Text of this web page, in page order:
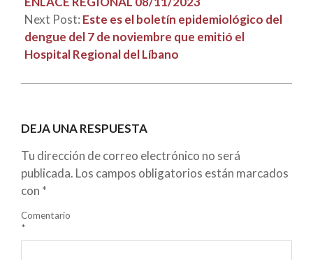
Next Post: Este es el boletín epidemiológico del
dengue del 7 de noviembre que emitió el
Hospital Regional del Líbano
DEJA UNA RESPUESTA
Tu dirección de correo electrónico no será
publicada. Los campos obligatorios están marcados
con *
Comentario
*